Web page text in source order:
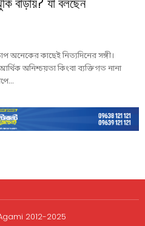
বাড়ায়? যা বলছেন
অনেকের কাছেই নিত্যদিনের সঙ্গী।
আর্থিক অনিশ্চয়তা কিংবা ব্যক্তিগত নানা
2012-2025